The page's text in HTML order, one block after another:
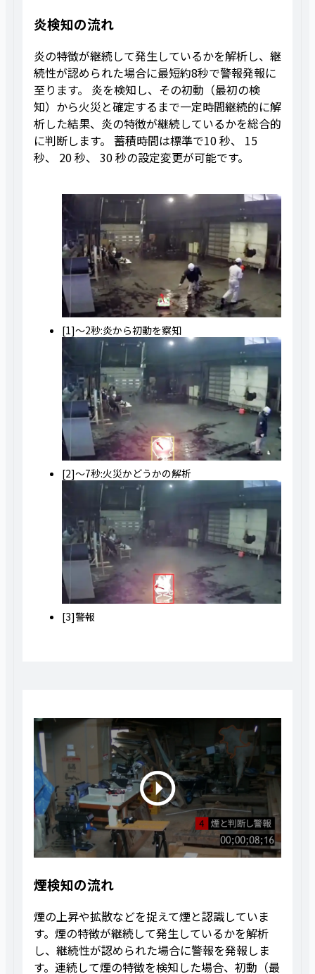
炎検知の流れ
炎の特徴が継続して発生しているかを解析し、継
続性が認められた場合に最短約8秒で警報発報に
至ります。 炎を検知し、その初動（最初の検
知）から火災と確定するまで一定時間継続的に解
析した結果、炎の特徴が継続しているかを総合的
に判断します。 蓄積時間は標準で10 秒、 15
秒、 20 秒、 30 秒の設定変更が可能です。
[1]～2秒:炎から初動を察知
[2]～7秒:火災かどうかの解析
[3]警報
煙検知の流れ
煙の上昇や拡散などを捉えて煙と認識していま
す。煙の特徴が継続して発生しているかを解析
し、継続性が認められた場合に警報を発報しま
す。連続して煙の特徴を検知した場合、初動（最